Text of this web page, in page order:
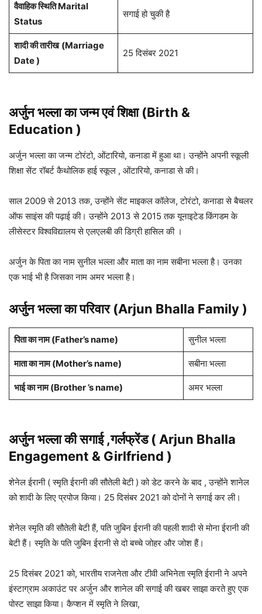
वैवाहिक स्थिति Marital
Status
सगाई हो चुकी है
शादी की तारीख (Marriage
Date )
25 दिसंबर 2021
अर्जुन भल्ला का जन्म एवं शिक्षा (Birth &
Education )
अर्जुन भल्ला का जन्म टोरंटो, ओंटारियो, कनाडा में हुआ था। उन्होंने अपनी स्कूली
शिक्षा सेंट रॉबर्ट कैथोलिक हाई स्कूल , ओंटारियो, कनाडा से की।
साल 2009 से 2013 तक, उन्होंने सेंट माइकल कॉलेज, टोरंटो, कनाडा से बैचलर
ऑफ साइंस की पढ़ाई की। उन्होंने 2013 से 2015 तक यूनाइटेड किंगडम के
लीसेस्टर विश्वविद्यालय से एलएलबी की डिग्री हासिल की ।
अर्जुन के पिता का नाम सुनील भल्ला और माता का नाम सबीना भल्ला है। उनका
एक भाई भी है जिसका नाम अमर भल्ला है।
अर्जुन भल्ला का परिवार (Arjun Bhalla Family )
पिता का नाम(Father’s name) सुनील भल्ला
माता का नाम (Mother’s name) सबीना भल्ला
भाई का नाम (Brother ’s name) अमर भल्ला
अर्जुन भल्लाकी सगाई ,गर्लफ्रेंड ( Arjun Bhalla
Engagement & Girlfriend )
शेनेल ईरानी ( स्मृति ईरानी की सौतेली बेटी ) को डेट करने के बाद , उन्होंने शानेल
को शादी के लिए प्रपोज किया। 25 दिसंबर 2021 को दोनों ने सगाई कर ली।
शेनेल स्मृति की सौतेली बेटी हैं, पति जुबिन ईरानी की पहली शादी से मोना ईरानी की
बेटी हैं। स्मृति के पति जुबिन ईरानी से दो बच्चे जोहर और जोश हैं।
25 दिसंबर 2021 को, भारतीय राजनेता और टीवी अभिनेता स्मृति ईरानी ने अपने
इंस्टाग्राम अकाउंट पर अर्जुन और शानेल की सगाई की खबर साझा करते हुए एक
पोस्ट साझा किया। कैप्शन में स्मृति ने लिखा,